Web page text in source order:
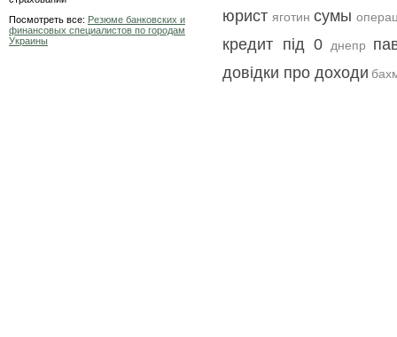
Посмотреть все: Резюме банковских и
финансовых специалистов по городам
Украины
юрист яготин сумы
кредит під 0 днепр
довідки про доходи